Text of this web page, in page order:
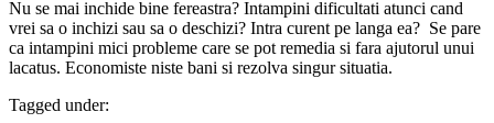
Nu se mai inchide bine fereastra? Intampini dificultati atunci cand
vrei sa o inchizi sau sa o deschizi? Intra curent pe langa ea? Se pare
ca intampini mici probleme care se pot remedia si fara ajutorul unui
lacatus. Economiste niste bani si rezolva singur situatia.
Tagged under: